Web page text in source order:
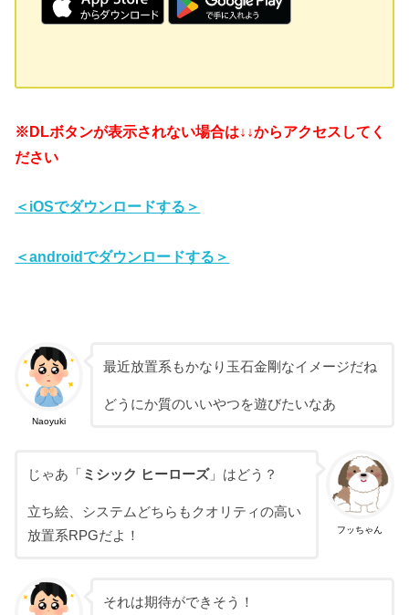
※DLボタンが表示されない場合は↓↓からアクセスしてく
ださい
＜iOSでダウンロードする＞
＜androidでダウンロードする＞
Naoyuki
最近放置系もかなり玉石金剛なイメージだね
どうにか質のいいやつを遊びたいなあ
フッちゃん
じゃあ「 ミシック ヒーローズ」はどう？
立ち絵、システムどちらもクオリティの高い
放置系RPGだよ！
それは期待ができそう！